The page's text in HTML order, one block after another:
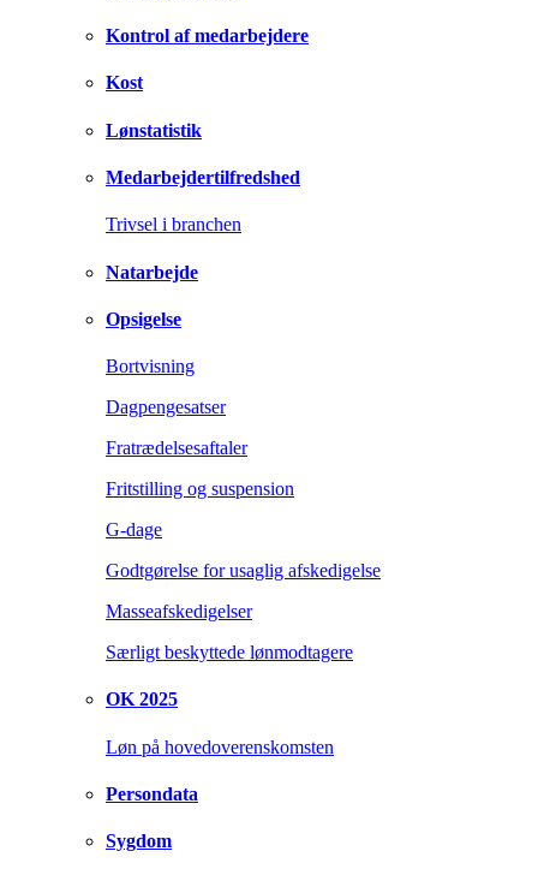
Kontrol af medarbejdere
Kost
Lønstatistik
Medarbejdertilfredshed
Trivsel i branchen
Natarbejde
Opsigelse
Bortvisning
Dagpengesatser
Fratrædelsesaftaler
Fritstilling og suspension
G-dage
Godtgørelse for usaglig afskedigelse
Masseafskedigelser
Særligt beskyttede lønmodtagere
OK 2025
Løn på hovedoverenskomsten
Persondata
Sygdom